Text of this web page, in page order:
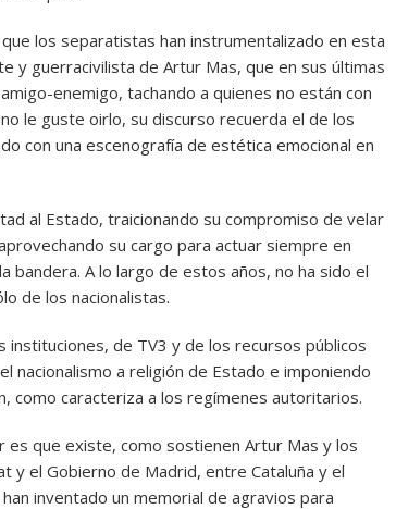
los separatistas han instrumentalizado en esta
y guerracivilista de Artur Mas, que en sus últimas
enemigo, tachando a quienes no están con
le guste oirlo, su discurso recuerda el de los
con una escenografía de estética emocional en
al Estado, traicionando su compromiso de velar
su cargo para actuar siempre en
bandera. A lo largo de estos años, no ha sido el
de los nacionalistas.
de TV3 y de los recursos públicos
nacionalismo a religión de Estado e imponiendo
como caracteriza a los regímenes autoritarios.
es que existe, como sostienen Artur Mas y los
y el Gobierno de Madrid, entre Cataluña y el
inventado un memorial de agravios para